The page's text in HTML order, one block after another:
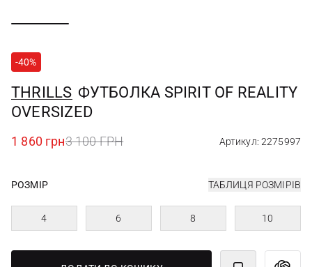
-40%
THRILLS ФУТБОЛКА SPIRIT OF REALITY
OVERSIZED
1 860 грн3 100 ГРН Артикул: 2275997
РОЗМІР ТАБЛИЦЯ РОЗМІРІВ
4 6 8 10